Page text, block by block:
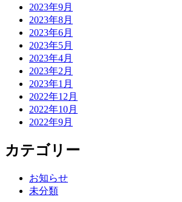
2023年9月
2023年8月
2023年6月
2023年5月
2023年4月
2023年2月
2023年1月
2022年12月
2022年10月
2022年9月
カテゴリー
お知らせ
未分類